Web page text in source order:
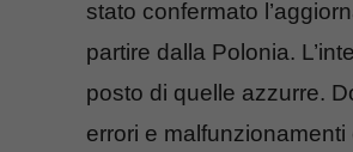
stato confermato
partire dalla Polonia.
posto di quelle azzurre.
errori e